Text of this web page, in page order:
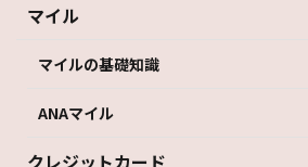
マイル
マイルの基礎知識
ANAマイル
クレジットカード